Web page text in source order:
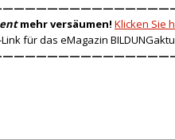
mehr versäumen! Klicken Sie
für das eMagazin